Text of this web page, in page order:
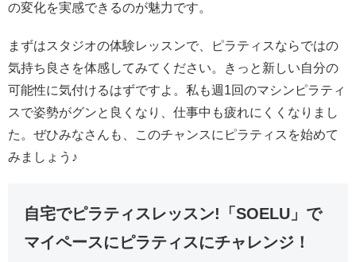
の変化を実感できるのが魅力です。
まずはスタジオの体験レッスンで、ピラティスならではの
気持ち良さを体感してみてください。きっと新しい自分の
可能性に気付けるはずですよ。私も週1回のマシンピラティ
スで姿勢がグンと良くなり、仕事中も疲れにくくなりまし
た。ぜひみなさんも、このチャンスにピラティスを始めて
みましょう♪
自宅でピラティスレッスン!「SOELU」で
マイペースにピラティスにチャレンジ！